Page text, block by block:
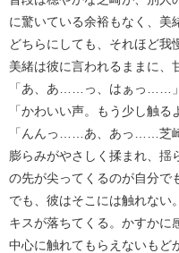
に驚いている余裕もなく、美
どちらにしても、それほど我
美緒は彼に言われるままに、
「あ、あ……っ、はぁっ……」
「かわいい声。もう少し触る
「んんっ……あ、あっ……芝
膨らみがやさしく揉まれ、揺
の先が尖ってくるのが自分で
でも、彼はそこには触れない
キスが落ちてくる。かすかに
中心に触れてもらえないもど